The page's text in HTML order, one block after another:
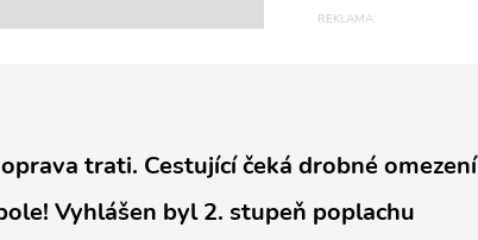
trati. Cestující čeká drobné omezení
Vyhlášen byl 2. stupeň poplachu